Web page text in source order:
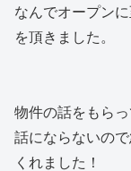
なんでオープン
を頂きました。
物件の話をもら
話にならないの
くれました！